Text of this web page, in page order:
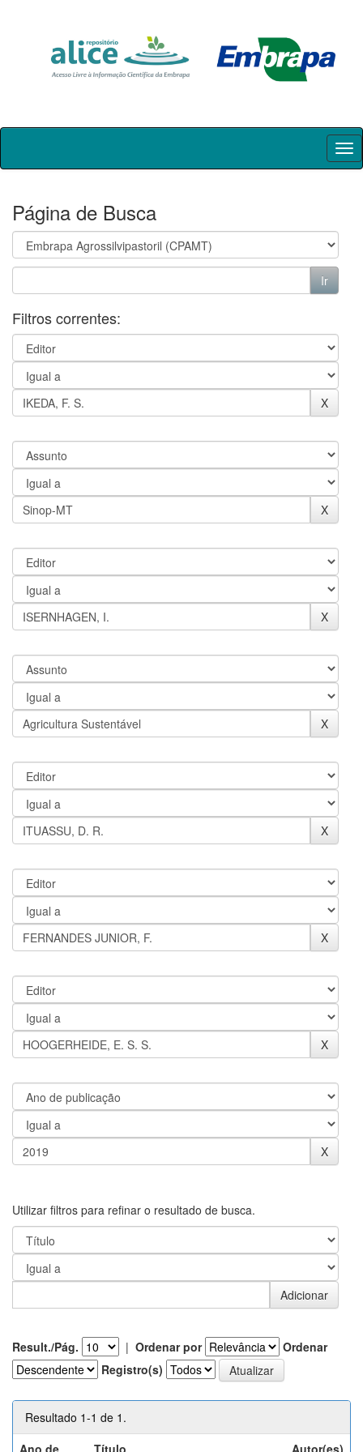
Skip
Página de Busca
Filtros correntes:
Utilizar filtros para refinar o resultado de busca.
Result./Pág. | Ordenar por
Ordenar
Registro(s)
Resultado 1-1 de 1.
Ano de
Título Autor(es)